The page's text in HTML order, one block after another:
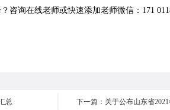
咨询在线老师或快速添加老师微信：171
总